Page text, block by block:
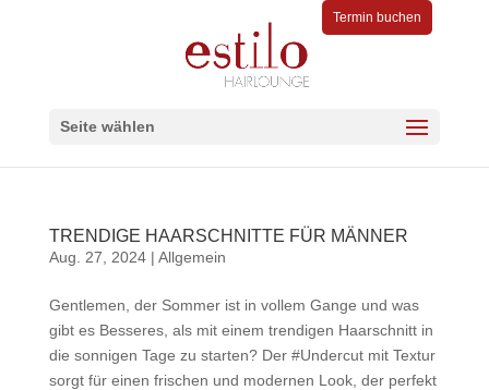
Termin buchen
Seite wählen
TRENDIGE HAARSCHNITTE FÜR MÄNNER
Aug. 27, 2024| Allgemein
Gentlemen, der Sommer ist in vollem Gange und was
gibt es Besseres, als mit einem trendigen Haarschnitt in
die sonnigen Tage zu starten? Der #Undercut mit Textur
sorgt für einen frischen und modernen Look, der perfekt